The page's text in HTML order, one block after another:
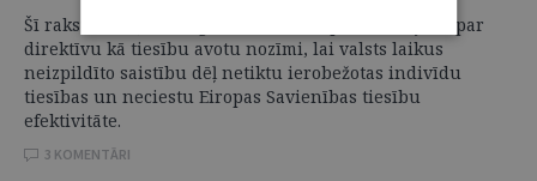
Šī raksta mērķis ir atgādināt tiesību piemērotājiem par
direktīvu kā tiesību avotu nozīmi, lai valsts laikus
neizpildīto saistību dēļ netiktu ierobežotas indivīdu
tiesības un neciestu Eiropas Savienības tiesību
efektivitāte.
3 KOMENTĀRI